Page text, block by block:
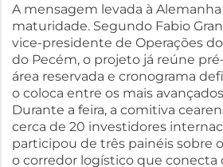
A mensagem levada à
maturidade. Segundo Fabio
vice-presidente de Operações
do Pecém, o projeto já reúne
área reservada e cronograma
o coloca entre os mais
Durante a feira, a comitiva
cerca de 20 investidores
participou de três painéis sobre
o corredor logístico que conecta